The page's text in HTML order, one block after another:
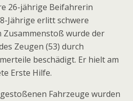
26-jährige Beifahrerin
Jährige erlitt schwere
Zusammenstoß wurde der
Zeugen (53) durch
beschädigt. Er hielt am
Erste Hilfe.
Fahrzeuge wurden